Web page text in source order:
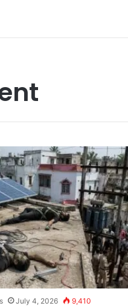
July 4, 2026 9,410